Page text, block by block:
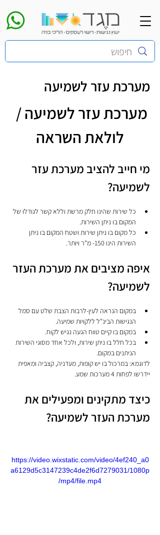
מערכת עזר לשמיעה
מערכת עזר לשמיעה /
לולאת השראה
מי חייב להציב מערכת עזר
לשמיעה?
כל שירות שהינו חלק מרשת וללא קשר לגודלו של
המקום בו ניתן השירות.
כל מקום בו ניתן שירות ושטח המקום בו ניתן
השירות הינו 150- מ"ר ויותר.
איפה מציבים את מערכת העזר
לשמיעה?
במקום הנראה לעין-לרבות הצבת שלט עם סמל
הנגישות הבינ"ל ללקויות שמיעה.
במקום בו קיים טווח הגעה נגיש לקוח.
בכל חלל בו ניתן שירות, ולכל אחד מסוגי השירות
הניתנים במקום.
לדוגמא: במרכול בו יש קופות, מעדניה, קצביה ומאפית
יידרשו לפחות 4 מערכות שמע.
כיצד מתקינים ומפעילים את
מערכת העזר לשמיעה?
https://video.wixstatic.com/video/4ef240_a0
a6129d5c3147239c4de2f6d7279031/1080p
/mp4/file.mp4